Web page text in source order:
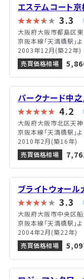
エステムコート
3.3
大阪府大阪市都島区
京阪本線「天満橋駅」
2003年12月(築22年)
売買価格相場
パークナード中
4.2
大阪府大阪市北区天
京阪本線「天満橋駅」
2010年2月(築16年)
売買価格相場
ブライトウォー
3.3
大阪府大阪市中央区
京阪本線「天満橋駅」
2004年2月(築22年)
売買価格相場